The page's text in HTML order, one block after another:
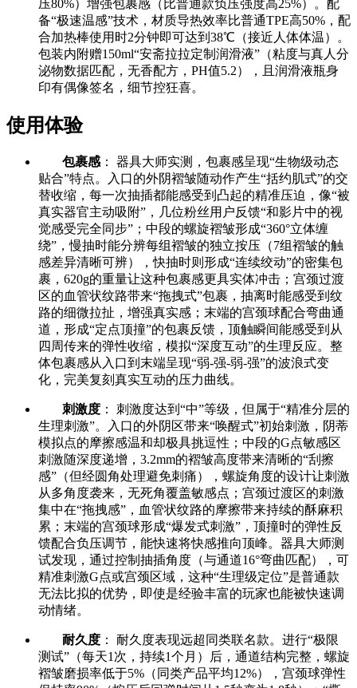
压80%）增强包裹感（比普通款负压强度高25%）。配
备“极速温感”技术，材质导热效率比普通TPE高50%，配
合加热棒使用时2分钟即可达到38℃（接近人体体温）。
包装内附赠150ml“安斋拉拉定制润滑液”（粘度与真人分
泌物数据匹配，无香配方，PH值5.2），且润滑液瓶身
印有偶像签名，细节控狂喜。
使用体验
包裹感 ： 器具大师实测，包裹感呈现“生物级动态
贴合”特点。入口的外阴褶皱随动作产生“括约肌式”的交
替收缩，每一次抽插都能感受到凸起的精准压迫，像“被
真实器官主动吸附”，几位粉丝用户反馈“和影片中的视
觉感受完全同步”；中段的螺旋褶皱形成“360°立体缠
绕”，慢抽时能分辨每组褶皱的独立按压（7组褶皱的触
感差异清晰可辨），快抽时则形成“连续绞动”的密集包
裹，620g的重量让这种包裹感更具实体冲击；宫颈过渡
区的血管状纹路带来“拖拽式”包裹，抽离时能感受到纹
路的细微拉扯，增强真实感；末端的宫颈球配合弯曲通
道，形成“定点顶撞”的包裹反馈，顶触瞬间能感受到从
四周传来的弹性收缩，模拟“深度互动”的生理反应。整
体包裹感从入口到末端呈现“弱-强-弱-强”的波浪式变
化，完美复刻真实互动的压力曲线。
刺激度 ： 刺激度达到“中”等级，但属于“精准分层的
生理刺激”。入口的外阴区带来“唤醒式”初始刺激，阴蒂
模拟点的摩擦感温和却极具挑逗性；中段的G点敏感区
刺激随深度递增，3.2mm的褶皱高度带来清晰的“刮擦
感”（但经圆角处理避免刺痛），螺旋角度的设计让刺激
从多角度袭来，无死角覆盖敏感点；宫颈过渡区的刺激
集中在“拖拽感”，血管状纹路的摩擦带来持续的酥麻积
累；末端的宫颈球形成“爆发式刺激”，顶撞时的弹性反
馈配合负压调节，能快速将快感推向顶峰。器具大师测
试发现，通过控制抽插角度（与通道16°弯曲匹配），可
精准刺激G点或宫颈区域，这种“生理级定位”是普通款
无法比拟的优势，即使是经验丰富的玩家也能被快速调
动情绪。
耐久度 ： 耐久度表现远超同类联名款。进行“极限
测试”（每天1次，持续1个月）后，通道结构完整，螺旋
褶皱磨损率低于5%（同类产品平均12%），宫颈球弹性